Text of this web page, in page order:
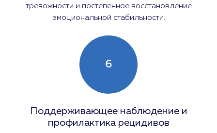
тревожности и постепенное восстановление
эмоциональной стабильности.
6
Поддерживающее наблюдение и
профилактика рецидивов